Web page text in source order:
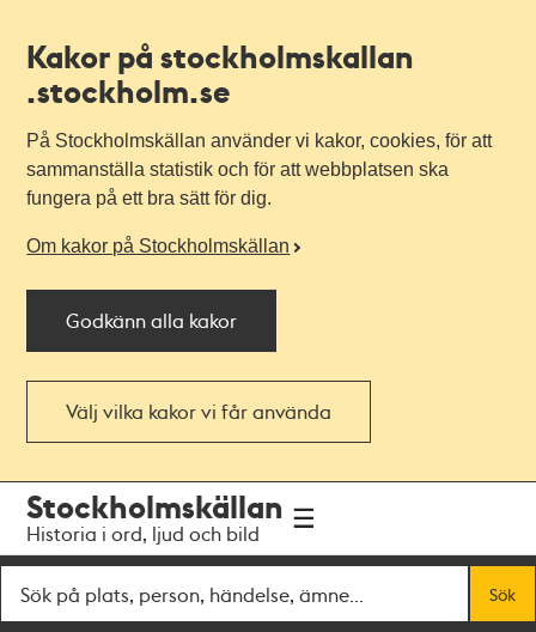
Kakor på stockholmskallan
.stockholm.se
På Stockholmskällan använder vi kakor, cookies, för att
sammanställa statistik och för att webbplatsen ska
fungera på ett bra sätt för dig.
Om kakor på Stockholmskällan
Godkänn alla kakor
Välj vilka kakor vi får använda
navigationen
huvudinnehållet
Stockholmskällan
Historia i ord, ljud och bild
Sök